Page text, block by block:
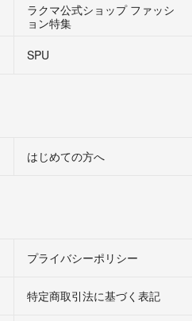
ラクマ公式ショップ ファッシ
ョン特集
SPU
はじめての方へ
プライバシーポリシー
特定商取引法に基づく表記